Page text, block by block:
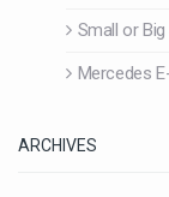
Small or
Mercedes
ARCHIVES